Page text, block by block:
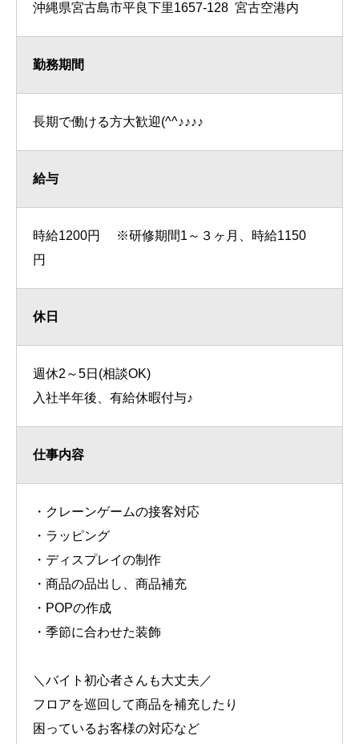
沖縄県宮古島市平良下里1657-128 宮古空港内
勤務期間
長期で働ける方大歓迎(^^♪♪♪♪
給与
時給1200円 ※研修期間1～３ヶ月、時給1150
円
休日
週休2～5日(相談OK)
入社半年後、有給休暇付与♪
仕事内容
・クレーンゲームの接客対応
・ラッピング
・ディスプレイの制作
・商品の品出し、商品補充
・POPの作成
・季節に合わせた装飾
＼バイト初心者さんも大丈夫／
フロアを巡回して商品を補充したり
困っているお客様の対応など